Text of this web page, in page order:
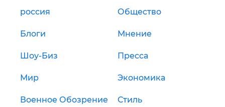
россия Общество
Блоги Мнение
Шоу-Биз Пресса
Мир Экономика
Военное Обозрение Стиль